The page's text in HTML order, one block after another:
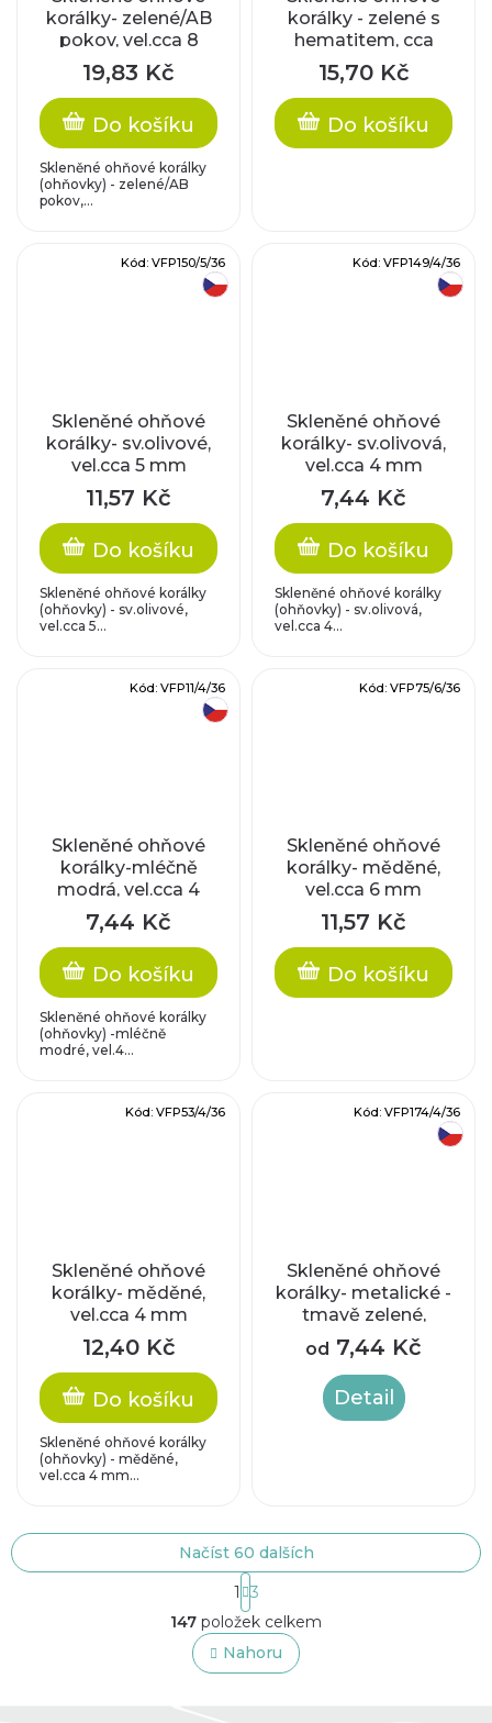
korálky- zelené/AB
pokov, vel.cca 8
mm
19,83 Kč
Do košíku
Skleněné ohňové korálky
(ohňovky) - zelené/AB
pokov,...
korálky - zelené s
hematitem, cca
8mm
15,70 Kč
Do košíku
Skleněné ohňové
korálky- sv.olivové,
vel.cca 5 mm
11,57 Kč
Do košíku
Skleněné ohňové korálky
(ohňovky) - sv.olivové,
vel.cca 5...
Kód: VFP150/5/36
Skleněné ohňové
korálky- sv.olivová,
vel.cca 4 mm
7,44 Kč
Do košíku
Skleněné ohňové korálky
(ohňovky) - sv.olivová,
vel.cca 4...
Kód: VFP149/4/36
Skleněné ohňové
korálky-mléčně
modrá, vel.cca 4
mm
7,44 Kč
Do košíku
Skleněné ohňové korálky
(ohňovky) -mléčně
modré, vel.4...
Kód: VFP11/4/36
Skleněné ohňové
korálky- měděné,
vel.cca 6 mm
11,57 Kč
Do košíku
Kód: VFP75/6/36
Skleněné ohňové
korálky- měděné,
vel.cca 4 mm
12,40 Kč
Do košíku
Skleněné ohňové korálky
(ohňovky) - měděné,
vel.cca 4 mm...
Kód: VFP53/4/36
Skleněné ohňové
korálky- metalické -
tmavě zelené,
vel.cca 4 mm
od 7,44 Kč
Detail
Kód: VFP174/4/36
O
v
l
á
Načíst 60 dalších
S
t
r
á
n
k
1
3
147 položek celkem
Nahoru